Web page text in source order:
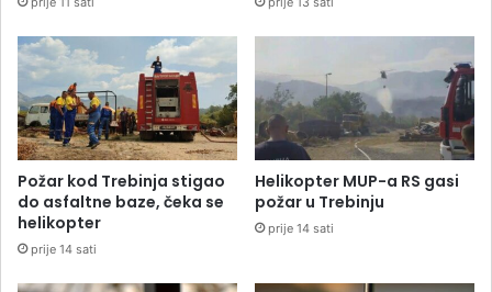
Požar kod Trebinja stigao
do asfaltne baze, čeka se
helikopter
prije 14 sati
Helikopter MUP-a RS gasi
požar u Trebinju
prije 14 sati